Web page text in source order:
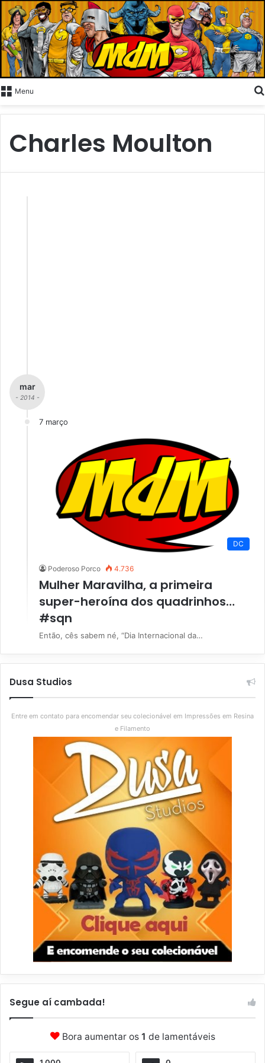
Menu
Charles Moulton
mar
- 2014 -
7 março
DC
Poderoso Porco 4.736
Mulher Maravilha, a primeira
super-heroína dos quadrinhos…
#sqn
Então, cês sabem né, “Dia Internacional da…
Dusa Studios
Entre em contato para encomendar seu colecionável em Impressões em Resina
e Filamento
Segue aí cambada!
Bora aumentar os 1 de lamentáveis